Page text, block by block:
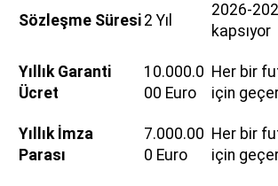
Sözleşme Süresi 2 Yıl
2026-
kapsıyor
Yıllık Garanti
Ücret
10.000.0
00 Euro
Her bir
için
Yıllık İmza
Parası
7.000.00
0 Euro
Her bir
için